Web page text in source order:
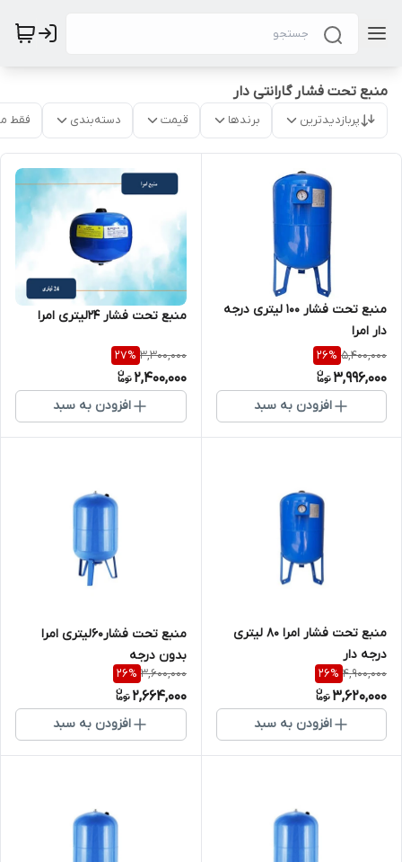
منبع تحت فشار گارانتی دار
پربازدیدترین برندها قیمت دسته‌بندی فقط
منبع تحت فشار 100 لیتری درجه
دار امرا
5,400,000
26%
3,996,000
افزودن به سبد
منبع تحت فشار 24لیتری امرا
3,300,000
27%
2,400,000
افزودن به سبد
منبع تحت فشار امرا 80 لیتری
درجه دار
4,900,000
26%
3,620,000
افزودن به سبد
منبع تحت فشار۶۰لیتری امرا
بدون درجه
3,600,000
26%
2,664,000
افزودن به سبد